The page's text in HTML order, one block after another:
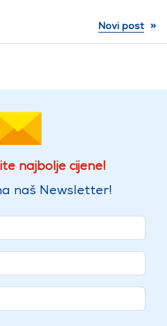
Novi post »
najbolje cijene!
naš Newsletter!